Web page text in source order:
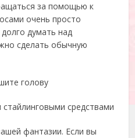
за помощью к
очень просто
думать над
сделать обычную
голову
средствами
фантазии. Если вы